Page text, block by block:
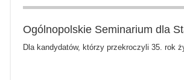
Ogólnopolskie Seminarium dla
Dla kandydatów, którzy przekroczyli 35. rok